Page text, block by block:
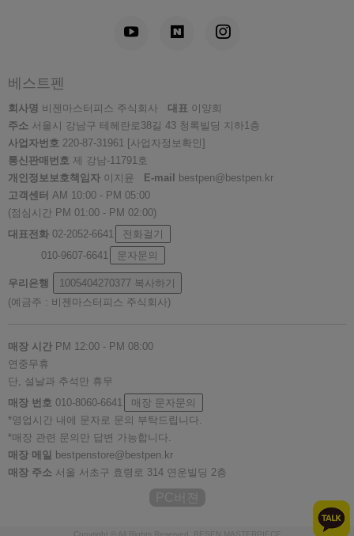
베스트펜
회사명 비젠마스터피스 주식회사 대표 이양희
주소 서울시 강남구 테헤란로38길 43 청록빌딩 지하1층
사업자번호 220-87-31961 [사업자정보확인]
통신판매번호 제 강남-11791호
개인정보보호책임자 이지윤 E-mail
bestpen@bestpen.kr
고객센터 AM 10:00 - PM 05:00
(점심시간 PM 01:00 - PM 02:00)
대표전화 02-2052-6641
전화걸기
010-9607-6641
문자문의
우리은행 1005404270377 복사하기
(예금주 : 비젠마스터피스 주식회사)
매장 시간 PM 12:00 - PM 08:00
연중무휴
단, 설날과 추석만 휴무
매장 번호 010-8060-6641
매장 문자문의
*영업시간 내에 문자로 문의 부탁드립니다.
*매장 관련 문의만 답변 가능합니다.
매장 메일 bestpenstore@bestpen.kr
매장 주소 서울 서초구 효령로 314 연운빌딩 2층
Copyright © All Rights Reserved. BESEN MASTERPIECE